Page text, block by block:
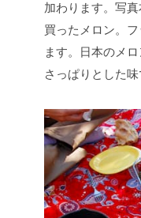
加わります。写
買ったメロン。
ます。日本のメ
さっぱりとした味